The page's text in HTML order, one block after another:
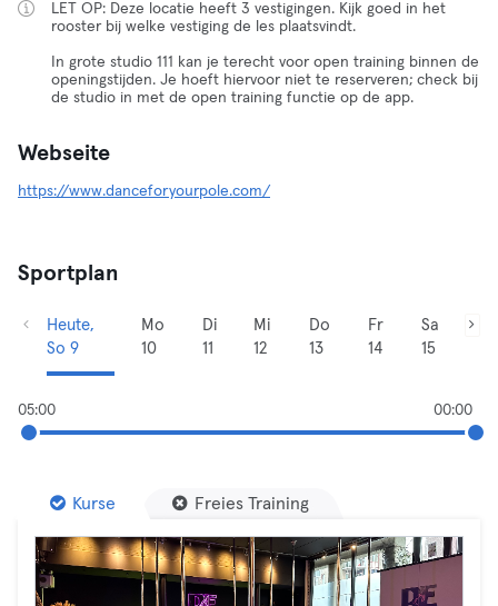
LET OP: Deze locatie heeft 3 vestigingen. Kijk goed in het
rooster bij welke vestiging de les plaatsvindt.
In grote studio 111 kan je terecht voor open training binnen de
openingstijden. Je hoeft hiervoor niet te reserveren; check bij
de studio in met de open training functie op de app.
Webseite
https://www.danceforyourpole.com/
Sportplan
Heute,
So 9
Mo
10
Di
11
Mi
12
Do
13
Fr
14
Sa
15
05:00 00:00
Kurse Freies Training